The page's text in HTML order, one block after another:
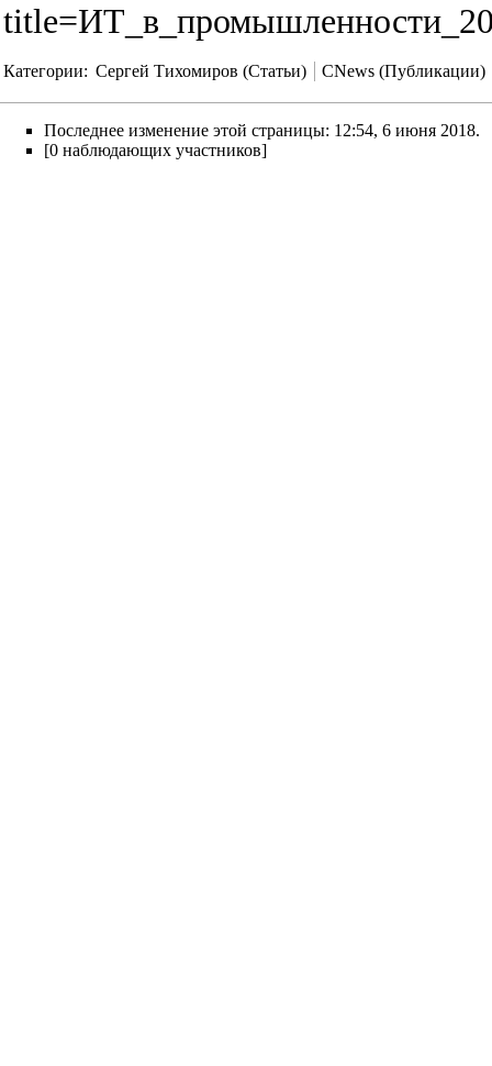
Категории: Сергей Тихомиров (Статьи) CNews (Публикации)
Последнее изменение этой страницы: 12:54, 6 июня 2018.
[0 наблюдающих участников]